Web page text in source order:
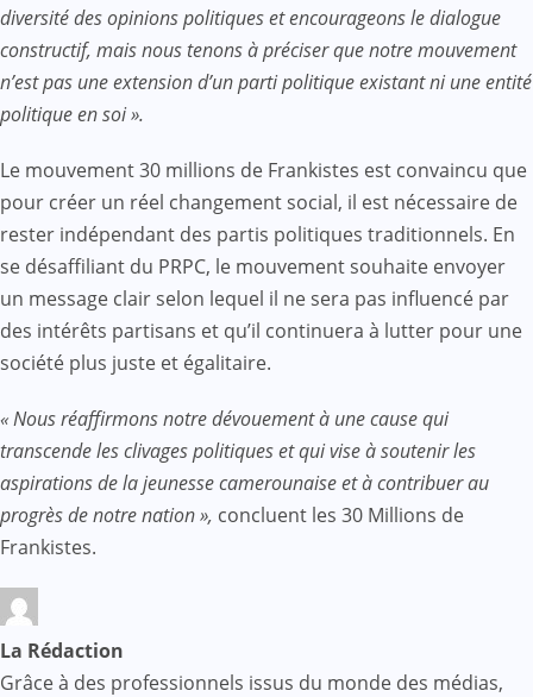
diversité des opinions politiques et encourageons le dialogue
constructif, mais nous tenons à préciser que notre mouvement
n’est pas une extension d’un parti politique existant ni une entité
politique en soi ».
Le mouvement 30 millions de Frankistes est convaincu que
pour créer un réel changement social, il est nécessaire de
rester indépendant des partis politiques traditionnels. En
se désaffiliant du PRPC, le mouvement souhaite envoyer
un message clair selon lequel il ne sera pas influencé par
des intérêts partisans et qu’il continuera à lutter pour une
société plus juste et égalitaire.
« Nous réaffirmons notre dévouement à une cause qui
transcende les clivages politiques et qui vise à soutenir les
aspirations de la jeunesse camerounaise et à contribuer au
progrès de notre nation », concluent les 30 Millions de
Frankistes.
La Rédaction
Grâce à des professionnels issus du monde des médias,